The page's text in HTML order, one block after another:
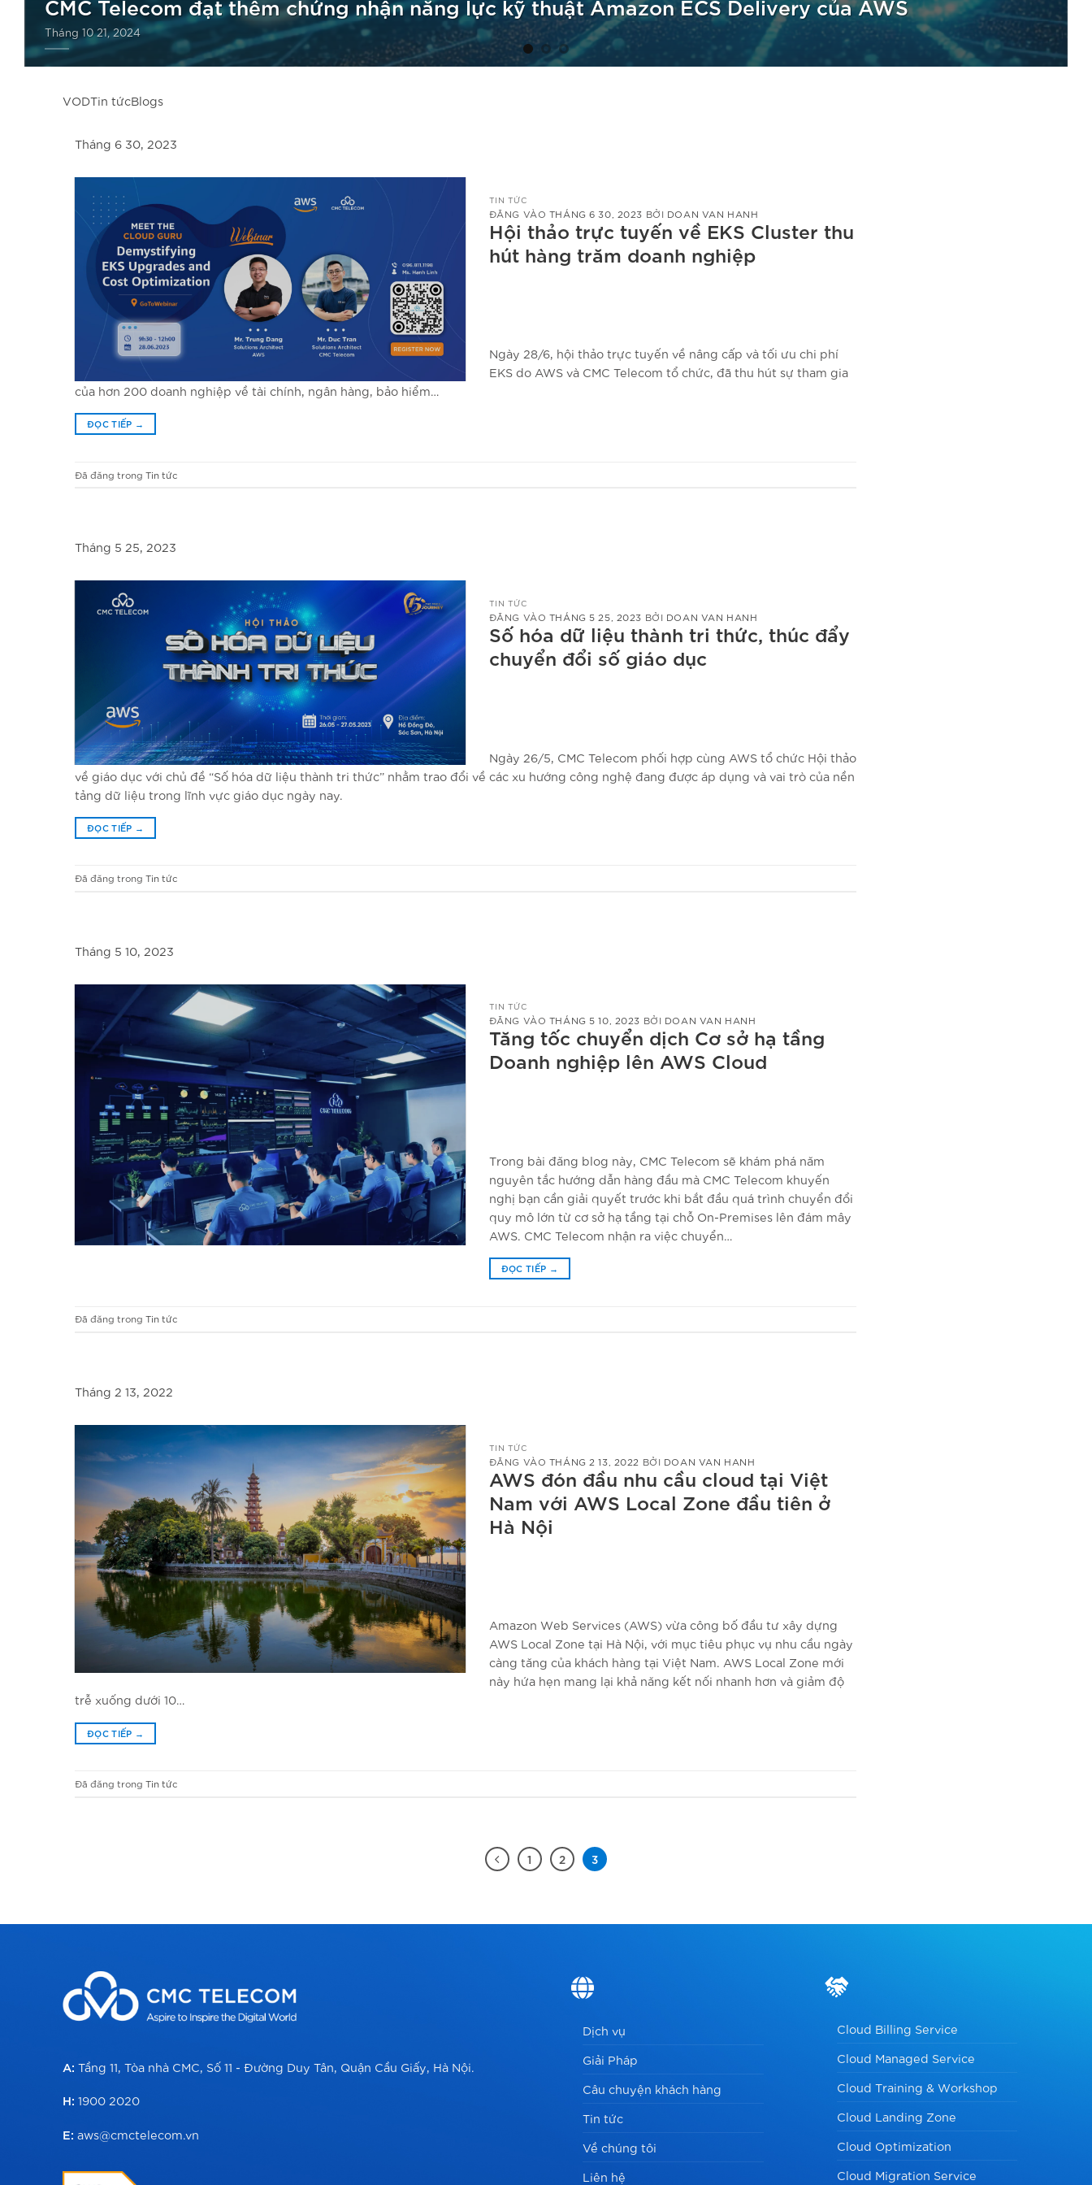
CMC Telecom đạt thêm chứng nhận năng lực kỹ thuật Amazon ECS Delivery của AWS
Tháng 10 21, 2024
VODTin tứcBlogs
Tháng 6 30, 2023
TIN TỨC
ĐĂNG VÀO THÁNG 6 30, 2023 BỞI DOAN VAN HANH
Hội thảo trực tuyến về EKS Cluster thu
hút hàng trăm doanh nghiệp
Ngày 28/6, hội thảo trực tuyến về nâng cấp và tối ưu chi phí
EKS do AWS và CMC Telecom tổ chức, đã thu hút sự tham gia
của hơn 200 doanh nghiệp về tài chính, ngân hàng, bảo hiểm…
ĐỌC TIẾP →
Đã đăng trong Tin tức
Tháng 5 25, 2023
TIN TỨC
ĐĂNG VÀO THÁNG 5 25, 2023 BỞI DOAN VAN HANH
Số hóa dữ liệu thành tri thức, thúc đẩy
chuyển đổi số giáo dục
Ngày 26/5, CMC Telecom phối hợp cùng AWS tổ chức Hội thảo
về giáo dục với chủ đề “Số hóa dữ liệu thành tri thức” nhằm trao đổi về các xu hướng công nghệ đang được áp dụng và vai trò của nền
tảng dữ liệu trong lĩnh vực giáo dục ngày nay.
ĐỌC TIẾP →
Đã đăng trong Tin tức
Tháng 5 10, 2023
TIN TỨC
ĐĂNG VÀO THÁNG 5 10, 2023 BỞI DOAN VAN HANH
Tăng tốc chuyển dịch Cơ sở hạ tầng
Doanh nghiệp lên AWS Cloud
Trong bài đăng blog này, CMC Telecom sẽ khám phá năm
nguyên tắc hướng dẫn hàng đầu mà CMC Telecom khuyến
nghị bạn cần giải quyết trước khi bắt đầu quá trình chuyển đổi
quy mô lớn từ cơ sở hạ tầng tại chỗ On-Premises lên đám mây
AWS. CMC Telecom nhận ra việc chuyển…
ĐỌC TIẾP →
Đã đăng trong Tin tức
Tháng 2 13, 2022
TIN TỨC
ĐĂNG VÀO THÁNG 2 13, 2022 BỞI DOAN VAN HANH
AWS đón đầu nhu cầu cloud tại Việt
Nam với AWS Local Zone đầu tiên ở
Hà Nội
Amazon Web Services (AWS) vừa công bố đầu tư xây dựng
AWS Local Zone tại Hà Nội, với mục tiêu phục vụ nhu cầu ngày
càng tăng của khách hàng tại Việt Nam. AWS Local Zone mới
này hứa hẹn mang lại khả năng kết nối nhanh hơn và giảm độ
trễ xuống dưới 10…
ĐỌC TIẾP →
Đã đăng trong Tin tức
1 2 3
A: Tầng 11, Tòa nhà CMC, Số 11 - Đường Duy Tân, Quận Cầu Giấy, Hà Nội.
H: 1900 2020
E: aws@cmctelecom.vn
Dịch vụ
Giải Pháp
Câu chuyện khách hàng
Tin tức
Về chúng tôi
Liên hệ
Cloud Billing Service
Cloud Managed Service
Cloud Training & Workshop
Cloud Landing Zone
Cloud Optimization
Cloud Migration Service